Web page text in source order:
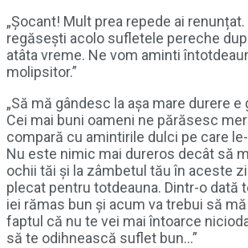
„Șocant! Mult prea repede ai
regăsești acolo sufletele pereche
atâta vreme. Ne vom aminti
molipsitor.”
„Să mă gândesc la așa mare durere
Cei mai buni oameni ne părăsesc
compară cu amintirile dulci pe care
Nu este nimic mai dureros decât să
ochii tăi și la zâmbetul tău în aceste
plecat pentru totdeauna. Dintr-o dată
iei rămas bun și acum va trebui să
faptul că nu te vei mai întoarce
să te odihnească suflet bun…”